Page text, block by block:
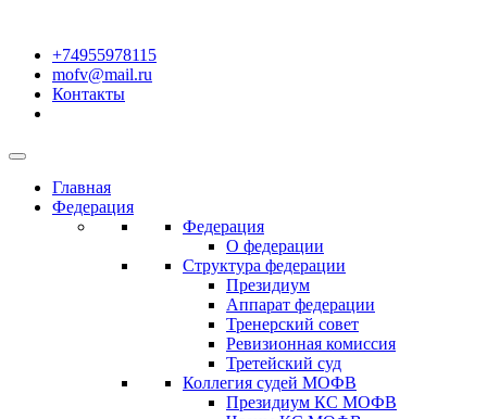
+74955978115
mofv@mail.ru
Контакты
Главная
Федерация
Федерация
О федерации
Структура федерации
Президиум
Аппарат федерации
Тренерский совет
Ревизионная комиссия
Третейский суд
Коллегия судей МОФВ
Президиум КС МОФВ